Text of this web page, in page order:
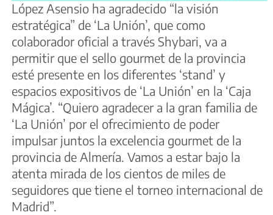
López Asensio ha agradecido “la visión
estratégica” de ‘La Unión’, que como
colaborador oficial a través Shybari, va a
permitir que el sello gourmet de la provincia
esté presente en los diferentes ‘stand’ y
espacios expositivos de ‘La Unión’ en la ‘Caja
Mágica’. “Quiero agradecer a la gran familia de
‘La Unión’ por el ofrecimiento de poder
impulsar juntos la excelencia gourmet de la
provincia de Almería. Vamos a estar bajo la
atenta mirada de los cientos de miles de
seguidores que tiene el torneo internacional de
Madrid”.